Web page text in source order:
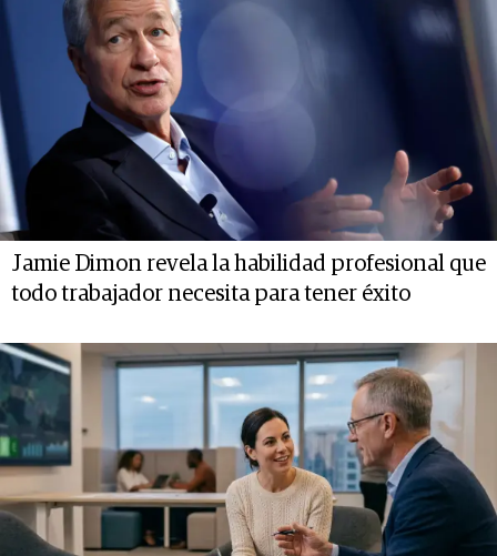
Jamie Dimon revela la habilidad profesional que
todo trabajador necesita para tener éxito